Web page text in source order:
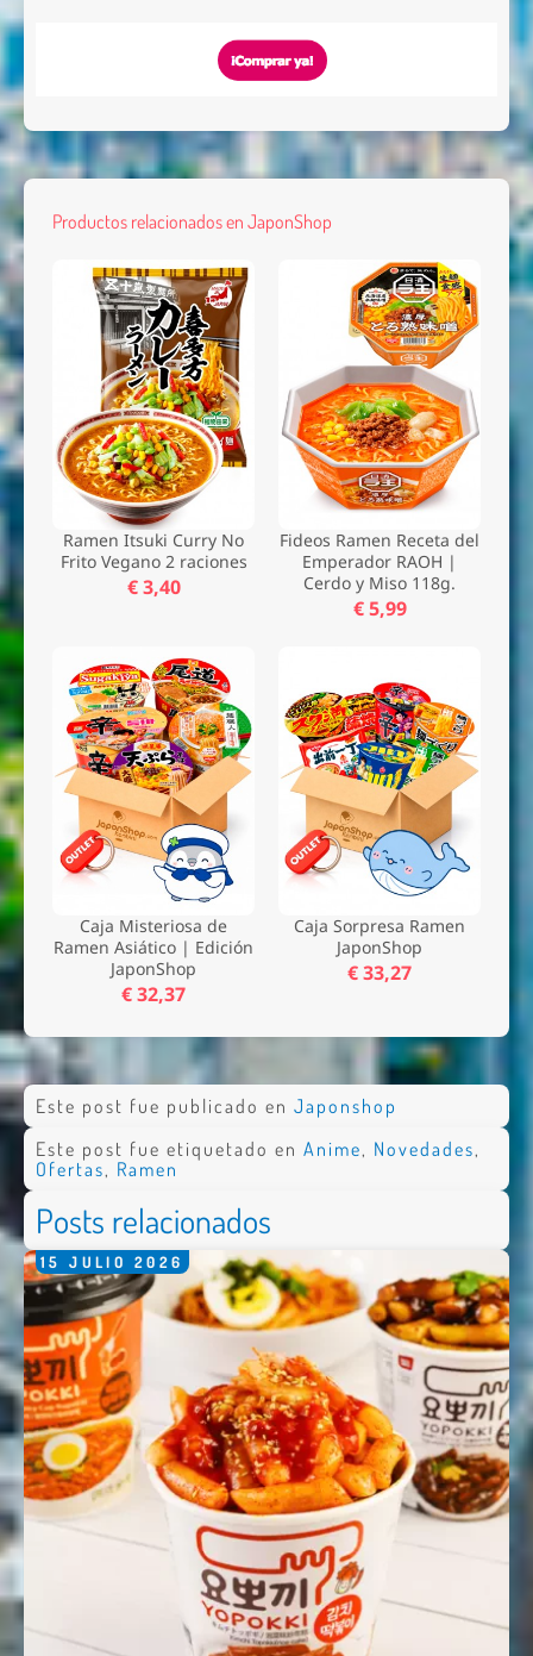
Productos relacionados en JaponShop
Ramen Itsuki Curry No
Frito Vegano 2 raciones
€ 3,40
Fideos Ramen Receta del
Emperador RAOH |
Cerdo y Miso 118g.
€ 5,99
Caja Misteriosa de
Ramen Asiático | Edición
JaponShop
€ 32,37
Caja Sorpresa Ramen
JaponShop
€ 33,27
Este post fue publicado en Japonshop
Este post fue etiquetado en Anime, Novedades,
Ofertas, Ramen
Posts relacionados
15 JULIO 2026